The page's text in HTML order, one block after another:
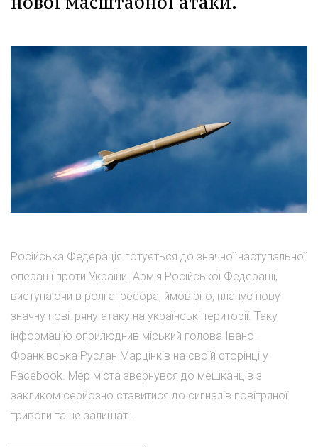
Російська Федерація готується до значної наступальної
операції проти України. Армія Російської Федерації,
виступаючи в ролі агресора, ймовірно, планує нову
значну повітряну атаку на українські території. Таку
інформацію оприлюднив міський голова Івано-
Франківська Руслан Марцінків на своїй сторінці у
Facebook. Мер міста звернувся до мешканців з
закликом серйозно ставитися до сигналів повітряної
тривоги та не залишат...